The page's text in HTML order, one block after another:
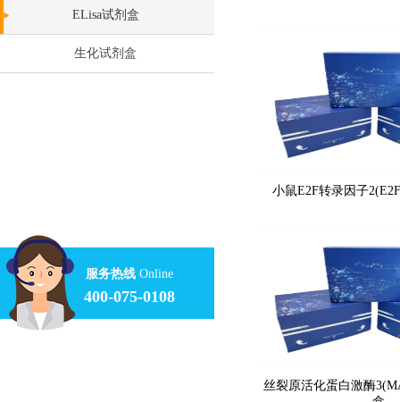
ELisa试剂盒
生化试剂盒
小鼠E2F转录因子
丝裂原活化蛋白激酶
服务热线 Online
400-075-0108